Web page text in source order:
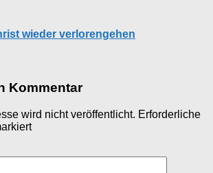
wieder verlorengehen
Kommentar
wird nicht veröffentlicht. Erforderliche